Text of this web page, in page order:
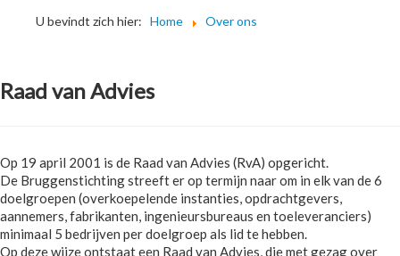
U bevindt zich hier: Home Over ons
Raad van Advies
Op 19 april 2001 is de Raad van Advies (RvA) opgericht.
De Bruggenstichting streeft er op termijn naar om in elk van de 6
doelgroepen (overkoepelende instanties, opdrachtgevers,
aannemers, fabrikanten, ingenieursbureaus en toeleveranciers)
minimaal 5 bedrijven per doelgroep als lid te hebben.
Op deze wijze ontstaat een Raad van Advies, die met gezag over